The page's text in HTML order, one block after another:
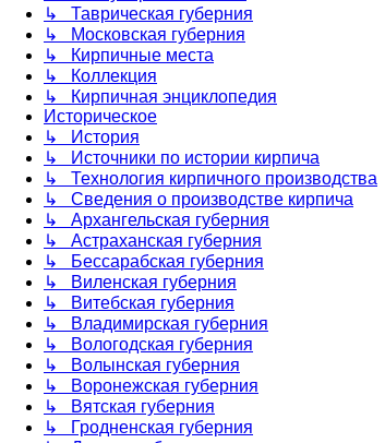
↳ Таврическая губерния
↳ Московская губерния
↳ Кирпичные места
↳ Коллекция
↳ Кирпичная энциклопедия
Историческое
↳ История
↳ Источники по истории кирпича
↳ Технология кирпичного производства
↳ Сведения о производстве кирпича
↳ Архангельская губерния
↳ Астраханская губерния
↳ Бессарабская губерния
↳ Виленская губерния
↳ Витебская губерния
↳ Владимирская губерния
↳ Вологодская губерния
↳ Волынская губерния
↳ Воронежская губерния
↳ Вятская губерния
↳ Гродненская губерния